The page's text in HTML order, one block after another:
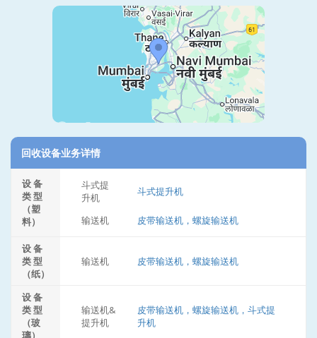
回收设备业务详情
设 备
类 型
（塑
料）
斗式提
升机
斗式提升机
输送机 皮带输送机，螺旋输送机
设 备
类 型
（纸）
输送机 皮带输送机，螺旋输送机
设 备
类 型
（玻
璃）
输送机&
提升机
皮带输送机，螺旋输送机，斗式提
升机